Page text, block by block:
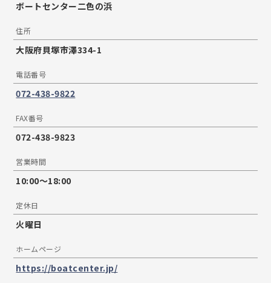
ボートセンター二色の浜
住所
大阪府貝塚市澤334-1
電話番号
072-438-9822
FAX番号
072-438-9823
営業時間
10:00〜18:00
定休日
火曜日
ホームページ
https://boatcenter.jp/